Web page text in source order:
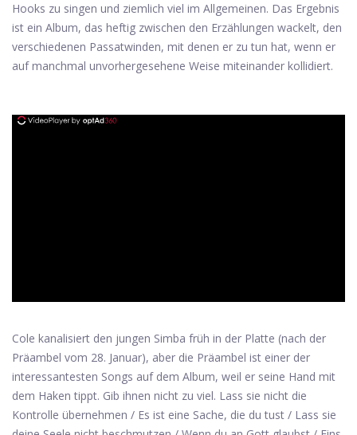
Hooks zu singen und ziemlich viel im Allgemeinen. Das Ergebnis
ist ein Album, das heftig zwischen den Erzählungen wackelt, den
verschiedenen Passatwinden, mit denen er zu tun hat, wenn er
auf manchmal unvorhergesehene Weise miteinander kollidiert.
Cole kanalisiert den jungen Simba früh in der Platte (nach der
Präambel vom 28. Januar), aber die Präambel ist einer der
interessantesten Songs auf dem Album, weil er seine Hand mit
dem Haken tippt. Gib ihnen nicht zu viel. Lass sie nicht die
Kontrolle übernehmen / Es ist eine Sache, die du tust / Lass sie